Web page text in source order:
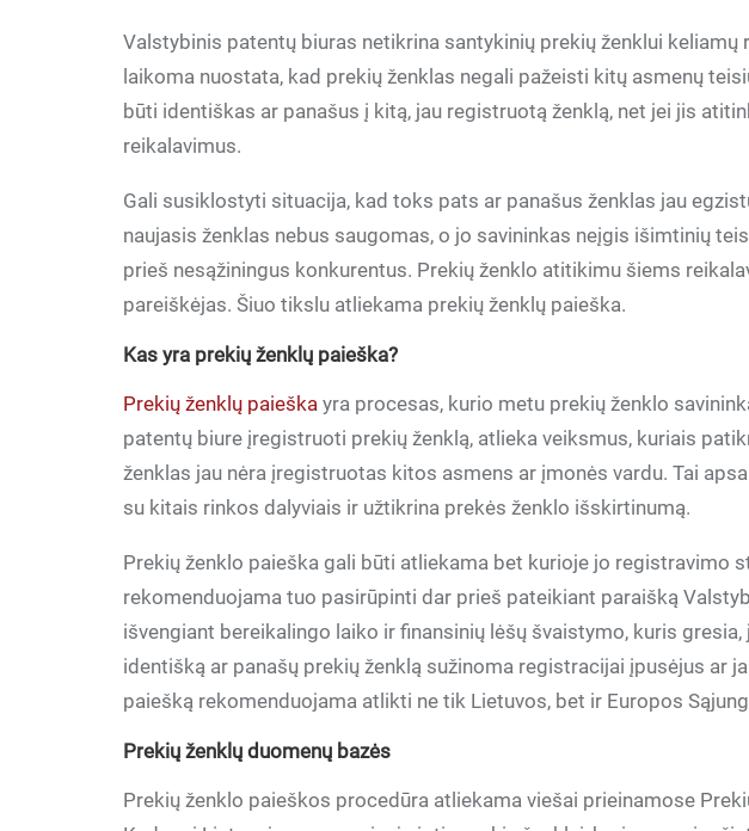
Valstybinis patentų biuras netikrina santykinių prekių ženklui keliamų
laikoma nuostata, kad prekių ženklas negali pažeisti kitų asmenų
būti identiškas ar panašus į kitą, jau registruotą ženklą, net jei jis
reikalavimus.
Gali susiklostyti situacija, kad toks pats ar panašus ženklas jau
naujasis ženklas nebus saugomas, o jo savininkas neįgis išimtinių
prieš nesąžiningus konkurentus. Prekių ženklo atitikimu šiems
pareiškėjas. Šiuo tikslu atliekama prekių ženklų paieška.
Kas yra prekių ženklų paieška?
Prekių ženklų paieška yra procesas, kurio metu prekių ženklo
patentų biure įregistruoti prekių ženklą, atlieka veiksmus, kuriais
ženklas jau nėra įregistruotas kitos asmens ar įmonės vardu. Tai
su kitais rinkos dalyviais ir užtikrina prekės ženklo išskirtinumą.
Prekių ženklo paieška gali būti atliekama bet kurioje jo registravimo
rekomenduojama tuo pasirūpinti dar prieš pateikiant paraišką
išvengiant bereikalingo laiko ir finansinių lėšų švaistymo, kuris
identišką ar panašų prekių ženklą sužinoma registracijai įpusėjus ar
paiešką rekomenduojama atlikti ne tik Lietuvos, bet ir Europos
Prekių ženklų duomenų bazės
Prekių ženklo paieškos procedūra atliekama viešai prieinamose